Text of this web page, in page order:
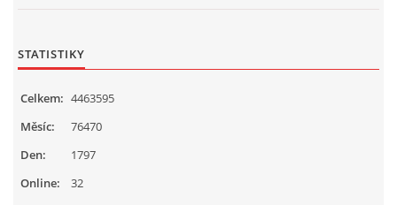
STATISTIKY
Online: 32
Celkem: 4463595
Měsíc:
76470
Den:
1797